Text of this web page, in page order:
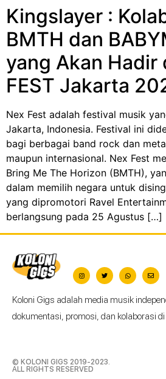
Kingslayer :
BMTH dan
yang Akan Hadir
FEST Jakarta
Nex Fest adalah festival musik
Jakarta, Indonesia. Festival ini
bagi berbagai band rock dan
maupun internasional. Nex Fest
Bring Me The Horizon (BMTH),
dalam memilih negara untuk
yang dipromotori Ravel
berlangsung pada 25 Agustus […]
Koloni Gigs adalah media musik
dokumentasi, promosi, dan kolaborasi
© KOLONI GIGS 2019-2023.
ALL RIGHTS RESERVED